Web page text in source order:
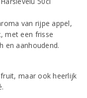
van rijpe appel,
met een frisse
en aanhoudend.
maar ook heerlijk